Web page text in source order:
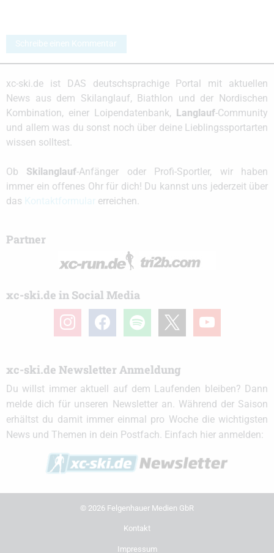
Schreibe einen Kommentar
xc-ski.de ist DAS deutschsprachige Portal mit aktuellen
News aus dem Skilanglauf, Biathlon und der Nordischen
Kombination, einer Loipendatenbank,
Langlauf-Community
und allem was du sonst noch über deine Lieblingssportarten
wissen solltest.
Ob Skilanglauf-Anfänger oder Profi-Sportler, wir haben
immer ein offenes Ohr für dich! Du kannst uns jederzeit über
das
erreichen.
Partner
xc-ski.de in Social Media
instagramfacebook spotify youtube
xc-ski.de Newsletter Anmeldung
Du willst immer aktuell auf dem Laufenden bleiben? Dann
melde dich für unseren Newsletter an. Während der Saison
erhältst du damit immer einmal pro Woche die wichtigsten
News und Themen in dein Postfach. Einfach hier anmelden:
© 2026 Felgenhauer Medien GbR
Kontakt
Impressum